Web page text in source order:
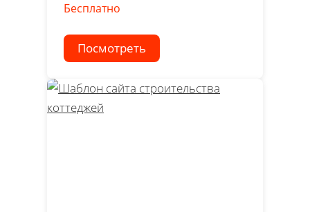
Бесплатно
Посмотреть